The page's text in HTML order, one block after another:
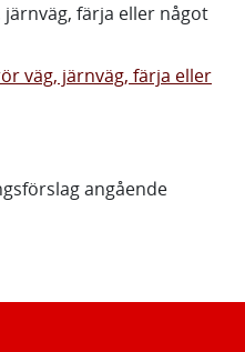
färja eller något
väg, järnväg, färja eller
angående